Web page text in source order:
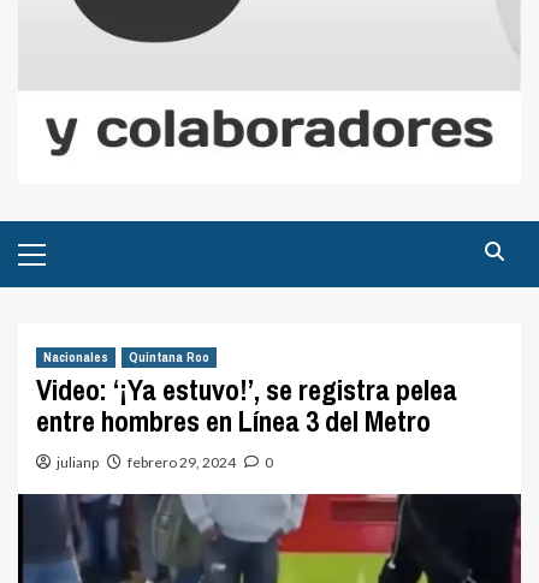
principal
Nacionales Quintana Roo
Video: ‘¡Ya estuvo!’, se registra pelea
entre hombres en Línea 3 del Metro
julianp febrero 29, 2024 0